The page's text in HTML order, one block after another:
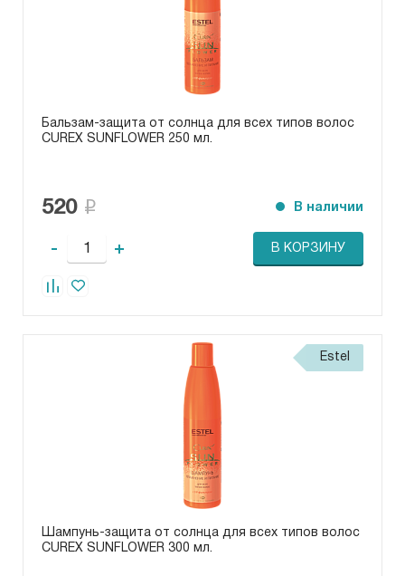
Бальзам-защита от солнца для всех типов волос
CUREX SUNFLOWER 250 мл.
520 В наличии
- + В КОРЗИНУ
Estel
Шампунь-защита от солнца для всех типов волос
CUREX SUNFLOWER 300 мл.